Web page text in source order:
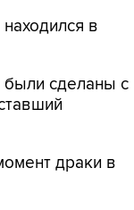
в
были сделаны с
драки в